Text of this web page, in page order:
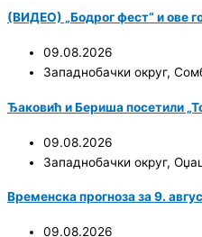
(ВИДЕО) „Бодрог фест“ и ове
09.08.2026
Западнобачки округ,
Ђаковић и Бериша посетили
09.08.2026
Западнобачки округ,
Временска прогноза за 9.
09.08.2026